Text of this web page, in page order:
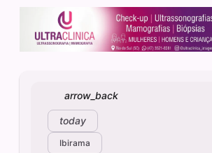
arrow_back
today
Ibirama